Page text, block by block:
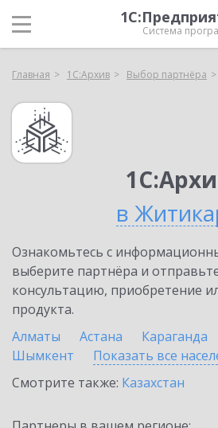
Система
Главная 1С:Архив Выбор партнёра
в
Ознакомьтесь с
выберите партнёра и
консультацию, приобретение
продукта.
Алматы
Астана Караганда
Шымкент
Показать все
Смотрите также: Казахстан